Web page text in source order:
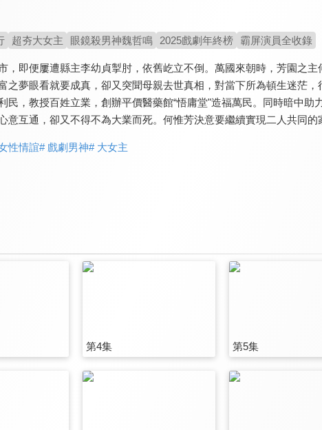
8.6
滿庭芳
全 16 集
超夯大女主 眼鏡殺男神魏哲鳴 2025戲劇年終榜 霸屏演員全收錄
，即便屢遭縣主李幼貞掣肘，依舊屹立不倒。萬國來朝時，芳園之
之夢眼看就要成真，卻又突聞母親去世真相，對當下所為頓生迷茫
民，教授百姓立業，創辦平價醫藥館“悟庸堂"造福萬民。同時暗中助
意互通，卻又不得不為大業而死。何惟芳決意要繼續實現二人共同的
性情誼# 戲劇男神# 大女主
第4集 第5集